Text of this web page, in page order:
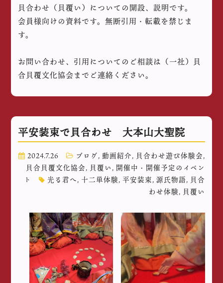
貝合わせ（貝覆い）についての開設、説明です。
会員様向けの資料です。無断引用・転載を禁じま
す。
お問い合わせ、引用についてのご相談は（一社）貝
合貝覆文化協会までご連絡ください。
平安装束で貝合わせ 大本山大聖院
2024.7.26 ブログ, 動画紹介, 貝合わせ遊び体験会,
貝合貝覆文化協会, 貝覆い , 開催中・開催予定のイベン
ト
光る君へ, 十二単体験, 平安装束, 源氏物語, 貝合
わせ体験, 貝覆い